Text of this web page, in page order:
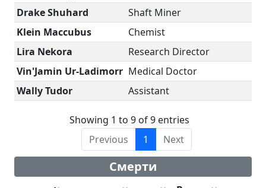
Drake Shuhard
Shaft Miner
Klein Maccubus
Chemist
Lira Nekora
Research Director
Vin'Jamin Ur-Ladimorr Medical Doctor
Wally Tudor
Assistant
Showing 1 to 9 of 9 entries
Previous
1 Next
Смерти